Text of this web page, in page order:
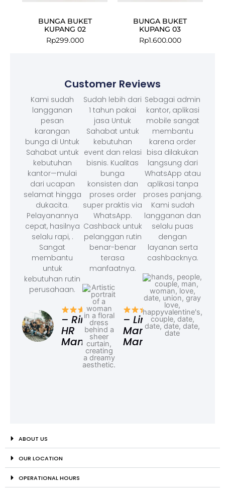
BUNGA BUKET
KUPANG 02
Rp299.000
BUNGA BUKET
KUPANG 03
Rp1.600.000
Customer Reviews
Kami sudah
langganan
pesan
karangan
bunga di Untuk
Sahabat untuk
kebutuhan
kantor—mulai
dari ucapan
selamat hingga
dukacita.
Pelayanannya
cepat, hasilnya
selalu rapi, .
Sangat
membantu
untuk
kebutuhan rutin
perusahaan.
– Rina,
HR
Manager
Sudah lebih dari
1 tahun pakai
jasa Untuk
Sahabat untuk
kebutuhan
event dan relasi
bisnis. Kualitas
bunga
konsisten dan
proses order
super praktis via
WhatsApp.
Cashback untuk
pelanggan rutin
benar-benar
terasa
manfaatnya.
– Linda,
Marketing
Manager
Sebagai admin
kantor, aplikasi
mobile sangat
membantu
karena order
bisa dilakukan
langsung dari
WhatsApp atau
aplikasi tanpa
proses panjang.
Kami sudah
langganan dan
selalu puas
dengan
layanan serta
cashbacknya.
ABOUT US
OUR LOCATION
OPERATIONAL HOURS